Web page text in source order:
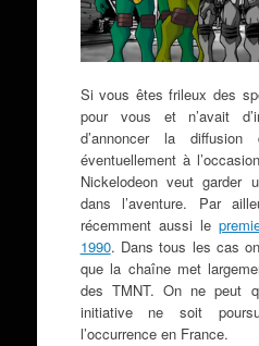
Si vous êtes frileux des
pour vous et n’avait
d’annoncer la
éventuellement à
Nickelodeon veut garder
dans l’aventure. Par
récemment aussi le
1990. Dans tous les cas
que la chaîne met
des TMNT. On ne peut
initiative ne soit
l’occurrence en France.